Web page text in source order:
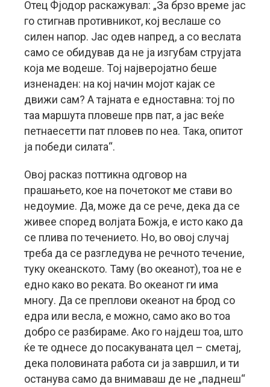
Отец Фјодор раскажувал: „За брзо време јас
го стигнав противникот, кој веслаше со
силен напор. Јас одев напред, а со веслата
само се обидував да не ја изгубам струјата
која ме водеше. Тој најверојатно беше
изненаден: на кој начин мојот кајак се
движи сам? А тајната е едноставна: тој по
таа маршута пловеше прв пат, а јас веќе
петнаесетти пат пловев по неа. Така, опитот
ја победи силата“.
Овој расказ поттикна одговор на
прашањето, кое на почетокот ме стави во
недоумие. Да, може да се рече, дека да се
живее според волјата Божја, е исто како да
се плива по течението. Но, во овој случај
треба да се разгледува не речното течение,
туку океанското. Таму (во океанот), тоа не е
едно како во реката. Во океанот ги има
многу. Да се преплови океанот на брод со
едра или весла, е можно, само ако во тоа
добро се разбираме. Ако го најдеш тоа, што
ќе те однесе до посакуваната цел – сметај,
дека половината работа си ја завршил, и ти
останува само да внимаваш де не „паднеш“